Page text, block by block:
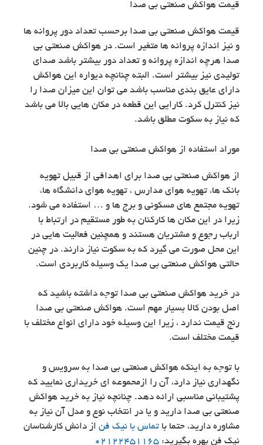
قیمت هواکش صنعتی بی صدا
قیمت هواکش صنعتی بی صدا برحسب تعداد دور پروانه ها
و نیز اندازه پروانه ها متغیر است. در هواکش صنعتی بی
صدا هرچه اندازه پروانه و تعداد دور بیشتر باشد صدای
تولیدی نیز بیشتر است. البته چنانچه دیواره این هواکش
دارای عایق بندی مناسب باشد می توان این میزان صدا را
نیز کنترل کرد. کارایی این قطعه در مکان هایی بالا می باشد
که نیاز به سکوت مطلق باشد.
موراد استفاده از هواکش صنعتی بی صدا
از هواکش صنعتی بی صدا برای اهدافی از قبیل تهویه
بانک ها، تهویه هوای مدارس ، تهویه هوای دانشگاه ها،
تهویه مجتمع های مسکونی و برج ها و … استفاده می شود.
زیرا در این مکان ها کارکنان به طور مستقیم در ارتباط با
ارباب رجوع و مشتریان هستند و همچنین فعالیت هایی در
این محل صورت می گیرد که به سکوت نیاز دارند. در چنین
حالتی هواکش صنعتی بی صدا یک وسیله کاربردی است.
در خرید هواکش صنعتی بی صدا توجه داشته باشید که
اصل بودن کالا بسیار مهم است. هواکش صنعتی بی صدا
رنج قیمت ندارد ، زیرا این وسیله خود دارای انواع مختلف با
قیمت مختلف است.
با توجه به اینکه هواکش صنعتی بی صدا به سرویس و
نگهداری نیاز دارد، آن را ازمحموعه ای خریداری نمایید که
پشتیبانی مناسبی ارائه دهد. چنانچه نیاز به خرید هواکش
صنعتی بی صدا دارید و یا در انتخاب نوع و مدل آن نیاز به
مشاوره دارید، حتما با تماس با نیک فن از دانش کارشناسان
نیک فن بهره بگیرید: 02122451165